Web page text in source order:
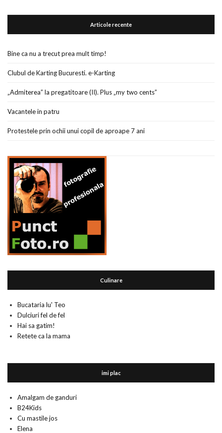
Articole recente
Bine ca nu a trecut prea mult timp!
Clubul de Karting Bucuresti. e-Karting
„Admiterea” la pregatitoare (II). Plus „my two cents”
Vacantele in patru
Protestele prin ochii unui copil de aproape 7 ani
Culinare
Bucataria lu' Teo
Dulciuri fel de fel
Hai sa gatim!
Retete ca la mama
imi plac
Amalgam de ganduri
B24Kids
Cu mastile jos
Elena